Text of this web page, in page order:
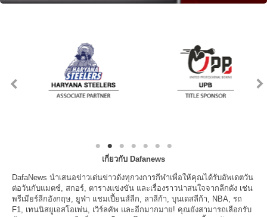
เกี่ยวกับ Dafanews
DafaNews นำเสนอข่าวเด่นข่าวดังทุกวงการกีฬาเพื่อให้คุณได้รับอัพเดตวัน
ต่อวันกับแมตช์, สกอร์, ตารางแข่งขัน และเรื่องราวน่าสนใจจากลีกดัง เช่น
พรีเมียร์ลีกอังกฤษ, ยูฟ่า แชมเปี้ยนส์ลีก, ลาลีก้า, บุนเดสลีก้า, NBA, รถ
F1, เทนนิสยูเอสโอเพ่น, เวิร์ลคัพ และอีกมากมาย! คุณยังสามารถเลือกรับ